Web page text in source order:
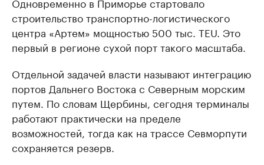
строительство транспортно-логистического
центра «Артем» мощностью 500 тыс. TEU. Это
первый в регионе сухой порт такого масштаба.
Отдельной задачей власти называют интеграцию
портов Дальнего Востока с Северным морским
путем. По словам Щербины, сегодня терминалы
работают практически на пределе
возможностей, тогда как на трассе Севморпути
сохраняется резерв.